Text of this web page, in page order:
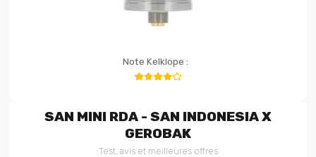
Note Kelklope :
SAN MINI RDA - SAN INDONESIA X
GEROBAK
Test, avis et meilleures offres